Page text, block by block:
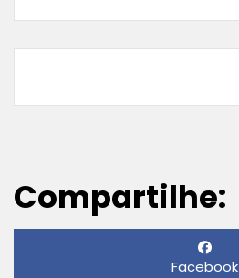
Compartilhe:
Facebook